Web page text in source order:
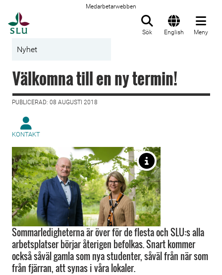
Medarbetarwebben
Sök English Meny
Nyhet
Välkomna till en ny termin!
PUBLICERAD: 08 AUGUSTI 2018
KONTAKT
Sommarledigheterna är över för de flesta och SLU:s alla
arbetsplatser börjar återigen befolkas. Snart kommer
också såväl gamla som nya studenter, såväl från när som
från fjärran, att synas i våra lokaler.